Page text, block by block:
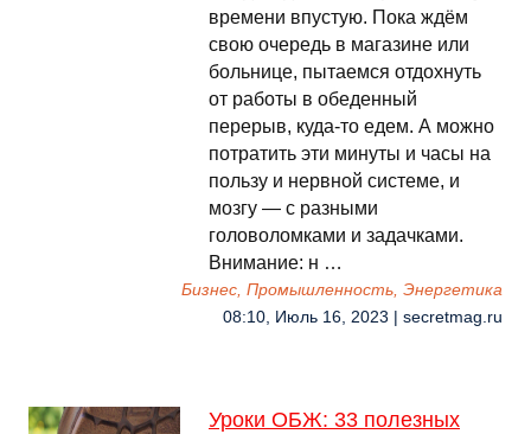
времени впустую. Пока ждём
свою очередь в магазине или
больнице, пытаемся отдохнуть
от работы в обеденный
перерыв, куда-то едем. А можно
потратить эти минуты и часы на
пользу и нервной системе, и
мозгу — с разными
головоломками и задачками.
Внимание: н …
Бизнес, Промышленность, Энергетика
08:10, Июль 16, 2023 | secretmag.ru
Уроки ОБЖ: 33 полезных